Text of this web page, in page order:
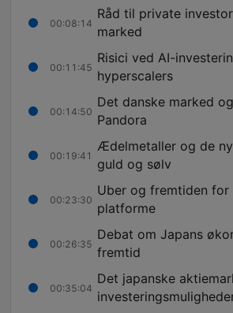
00:08:14
Råd til private
marked
00:11:45
Risici ved AI-
hyperscalers
00:14:50
Det danske marked
Pandora
00:19:41
Ædelmetaller og de
guld og sølv
00:23:30
Uber og fremtiden for
platforme
00:26:35
Debat om Japans
fremtid
00:35:04
Det japanske